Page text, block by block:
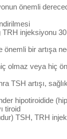
önemli
injeksiyonu
önemli bir artışa
olmaz veya hiç
TSH artışı,
hipotiroidide
tiroid
TSH, TRH